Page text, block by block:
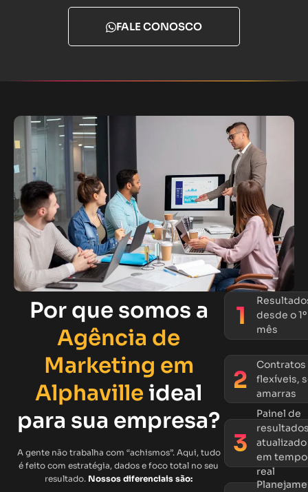
FALE CONOSCO
Por que somos a
Agência de
Marketing em
Alphaville ideal
para sua empresa?
A gente não trabalha com “achismos”. Aqui, tudo
é feito com estratégia, dados e foco total no seu
resultado. Nossos diferenciais são:
desde o 1º
mês
Contratos
flexíveis,
amarras
Painel de
atualizado
em tempo
real